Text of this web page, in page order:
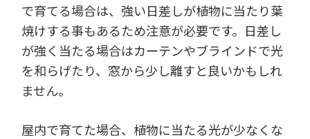
で育てる場合は、強い日差しが植物に当たり葉
焼けする事もあるため注意が必要です。日差し
が強く当たる場合はカーテンやブラインドで光
を和らげたり、窓から少し離すと良いかもしれ
ません。
屋内で育てた場合、植物に当たる光が少なくな